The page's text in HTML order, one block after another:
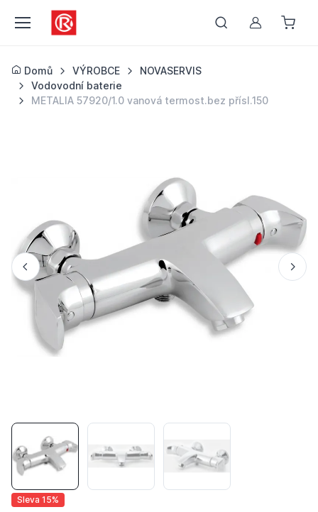
Můj účet
Domů VÝROBCE
NOVASERVIS
Vodovodní baterie
METALIA 57920/1.0 vanová termost.bez přísl.150
Sleva 15%